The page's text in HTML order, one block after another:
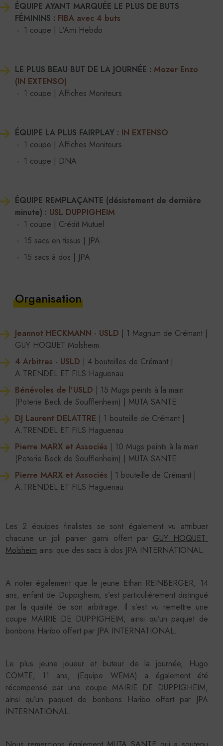
ÉQUIPE AYANT MARQUÉE LE PLUS DE BUTS
FÉMININS : FIBA avec 4 buts
1 coupe | L'Ami Hebdo
LE PLUS BEAU BUT DE LA JOURNÉE : Mozer Enzo
(IN EXTENSO)
1 coupe | Affiches Moniteurs
ÉQUIPE LA PLUS FAIRPLAY : IN EXTENSO
1 coupe | Affiches Moniteurs
1 coupe | DNA
ÉQUIPE REMPLAÇANTE (désistement de dernière
minute) : USL DUPPIGHEIM
1 coupe | Crédit Mutuel
15 sacs en tissus | JPA
15 sacs à dos | JPA
Organisation
Jeannot HECKMANN - USLD | 1 Magnum de Crémant |
GUY HOQUET Molsheim
4 Arbitres - USLD | 4 bouteilles de Crémant |
A.TRENDEL ET FILS Haguenau
Bénévoles de l’USLD | 15 Mugs peints à la main
(Poterie Beck de Soufflenheim) | MUTA SANTE
DJ Laurent DELATTRE | 1 bouteille de Crémant |
A.TRENDEL ET FILS Haguenau
Pierre MARX et Associés | 10 Mugs peints à la main
(Poterie Beck de Soufflenheim) | MUTA SANTE
Pierre MARX et Associés | 1 bouteille de Crémant |
A.TRENDEL ET FILS Haguenau
Les 2 équipes finalistes se sont également vu attribuer
chacune un joli panier garni offert par GUY HOQUET
Molsheim ainsi que des sacs à dos JPA INTERNATIONAL.
A noter également que le jeune Ethan REINBERGER, 14
ans, enfant de Duppigheim, s’est particulièrement distingué
par la qualité de son arbitrage. Il s’est vu remettre une
coupe MAIRIE DE DUPPIGHEIM, ainsi qu’un paquet de
bonbons Haribo offert par JPA INTERNATIONAL.
Le plus jeune joueur et buteur de la journée, Hugo
COMTE, 11 ans, (Equipe WEMA) a également été
récompensé par une coupe MAIRIE DE DUPPIGHEIM,
ainsi qu’un paquet de bonbons Haribo offert par JPA
INTERNATIONAL.